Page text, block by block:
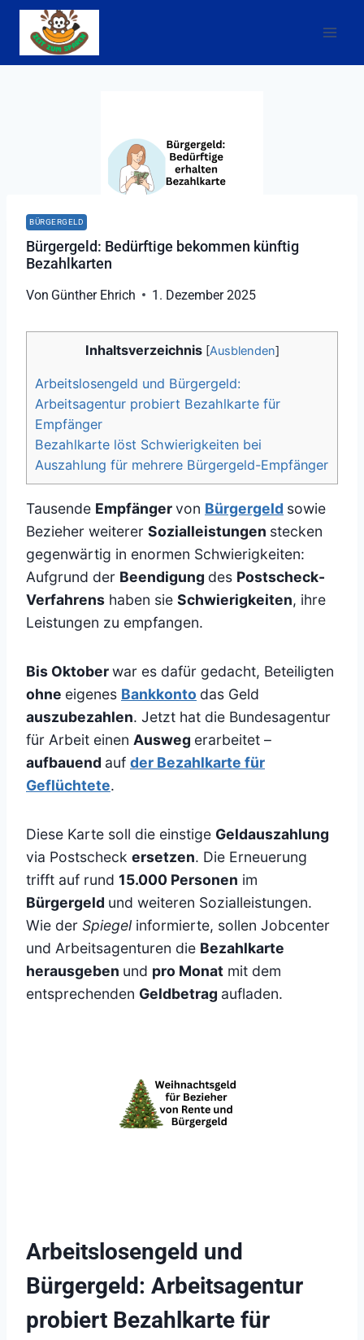
Zum
Inhalt
springen
BÜRGERGELD
Bürgergeld: Bedürftige bekommen künftig
Bezahlkarten
Von Günther Ehrich 1. Dezember 2025
Inhaltsverzeichnis [Ausblenden]
Arbeitslosengeld und Bürgergeld:
Arbeitsagentur probiert Bezahlkarte für
Empfänger
Bezahlkarte löst Schwierigkeiten bei
Auszahlung für mehrere Bürgergeld-Empfänger
Tausende Empfängervon Bürgergeld sowie
Bezieher weiterer Sozialleistungen stecken
gegenwärtig in enormen Schwierigkeiten:
Aufgrund der Beendigung des Postscheck-
Verfahrens haben sie Schwierigkeiten, ihre
Leistungen zu empfangen.
Bis Oktoberwar es dafür gedacht, Beteiligten
ohne eigenes Bankkonto das Geld
auszubezahlen. Jetzt hat die Bundesagentur
für Arbeit einen Ausweg erarbeitet –
aufbauend auf der Bezahlkarte für
Geflüchtete.
Diese Karte soll die einstige Geldauszahlung
via Postscheck ersetzen. Die Erneuerung
trifft auf rund 15.000 Personen im
Bürgergeld und weiteren Sozialleistungen.
Wie der Spiegel informierte, sollen Jobcenter
und Arbeitsagenturen die Bezahlkarte
herausgeben und pro Monat mit dem
entsprechenden Geldbetrag aufladen.
Arbeitslosengeld und
Bürgergeld: Arbeitsagentur
probiert Bezahlkarte für